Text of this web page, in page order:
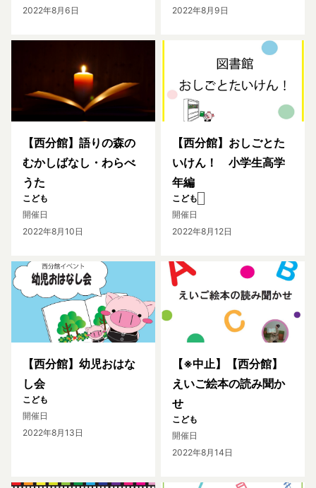
2022年8月6日
2022年8月9日
【西分館】語りの森の
むかしばなし・わらべ
うた
こども
開催日
2022年8月10日
【西分館】おしごとた
いけん！ 小学生高学
年編
こども
開催日
2022年8月12日
【西分館】幼児おはな
し会
こども
開催日
2022年8月13日
【※中止】【西分館】
えいご絵本の読み聞か
せ
こども
開催日
2022年8月14日